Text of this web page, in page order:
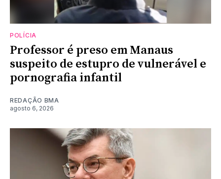
POLÍCIA
Professor é preso em Manaus
suspeito de estupro de vulnerável e
pornografia infantil
REDAÇÃO BMA
agosto 6, 2026